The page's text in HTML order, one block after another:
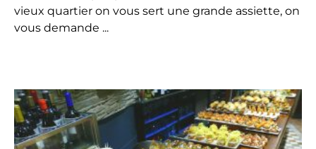
vieux quartier on vous sert une grande assiette, on
vous demande ...